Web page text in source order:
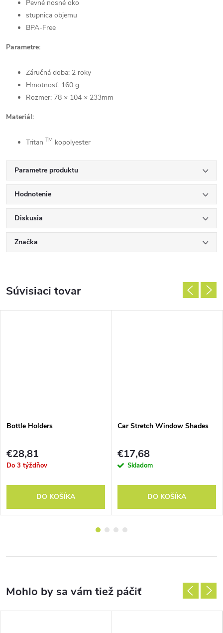
Pevné nosné oko
stupnica objemu
BPA-Free
Parametre:
Záručná doba: 2 roky
Hmotnosť: 160 g
Rozmer: 78 × 104 × 233mm
Materiál:
Tritan TM kopolyester
Parametre produktu
Hodnotenie
Diskusia
Značka
Súvisiaci tovar
Bottle Holders
€28,81
Do 3 týždňov
DO KOŠÍKA
Car Stretch Window Shades
€17,68
Skladom
DO KOŠÍKA